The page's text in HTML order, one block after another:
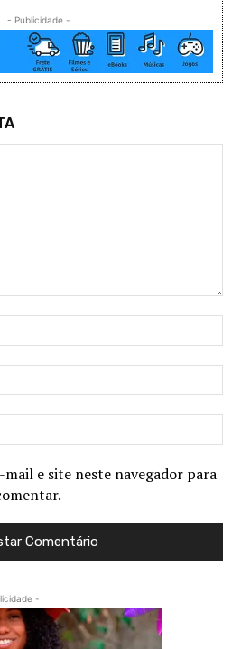
- Publicidade -
mail e site neste navegador para
-